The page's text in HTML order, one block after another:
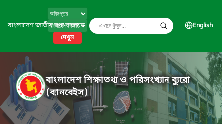
বাংলাদেশ জাতীয় তথ্য বাতায়ন
দেখুন
English
বাংলাদেশ শিক্ষাতথ্য ও পরিসংখ্যান ব্যুরো
(ব্যানবেইস)